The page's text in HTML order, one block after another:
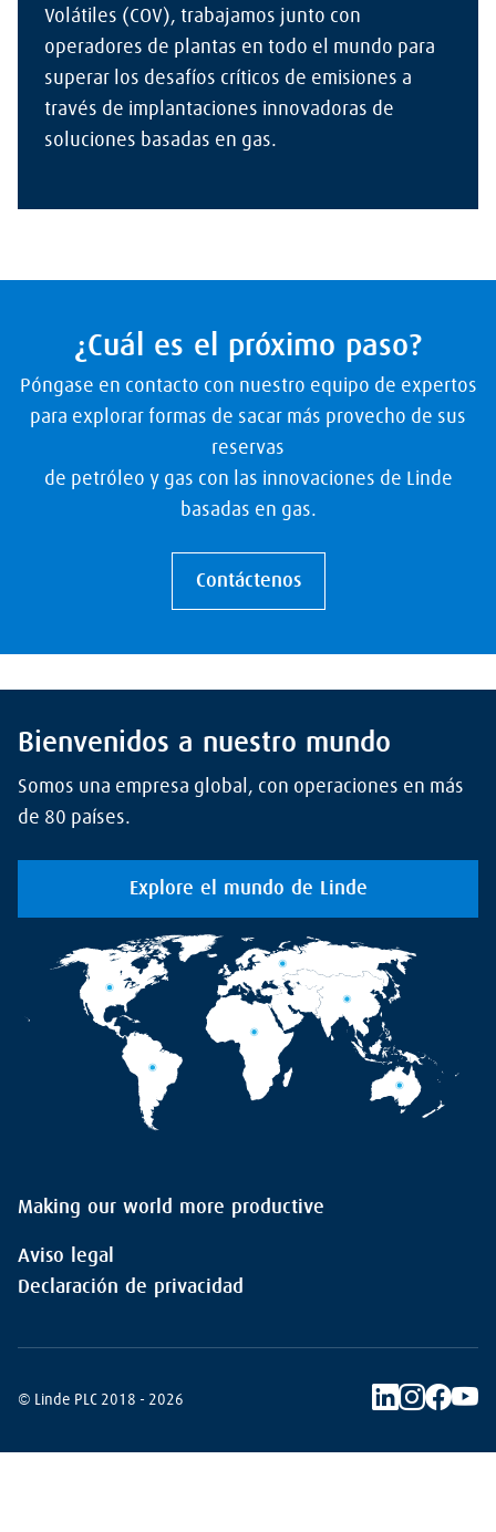
Volátiles (COV), trabajamos junto con
operadores de plantas en todo el mundo para
superar los desafíos críticos de emisiones a
través de implantaciones innovadoras de
soluciones basadas en gas.
¿Cuál es el próximo paso?
Póngase en contacto con nuestro equipo de expertos
para explorar formas de sacar más provecho de sus
reservas
de petróleo y gas con las innovaciones de Linde
basadas en gas.
Contáctenos
Bienvenidos a nuestro mundo
Somos una empresa global, con operaciones en más
de 80 países.
Explore el mundo de Linde
Making our world more productive
Aviso legal
Declaración de privacidad
© Linde PLC 2018 - 2026